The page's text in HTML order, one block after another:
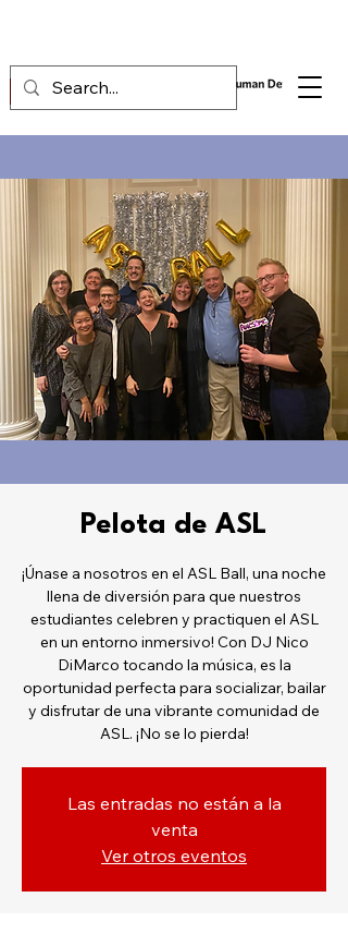
Pelota de ASL
¡Únase a nosotros en el ASL Ball, una noche
llena de diversión para que nuestros
estudiantes celebren y practiquen el ASL
en un entorno inmersivo! Con DJ Nico
DiMarco tocando la música, es la
oportunidad perfecta para socializar, bailar
y disfrutar de una vibrante comunidad de
ASL. ¡No se lo pierda!
Las entradas no están a la
venta
Ver otros eventos